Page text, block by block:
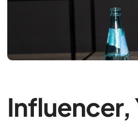
Influencer,